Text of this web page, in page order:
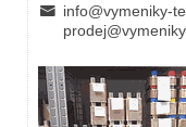
B info@vymeniky-